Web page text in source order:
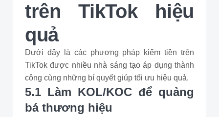
trên TikTok hiệu
quả
Dưới đây là các phương pháp kiếm tiền trên
TikTok được nhiều nhà sáng tạo áp dụng thành
công cùng những bí quyết giúp tối ưu hiệu quả.
5.1 Làm KOL/KOC để quảng
bá thương hiệu